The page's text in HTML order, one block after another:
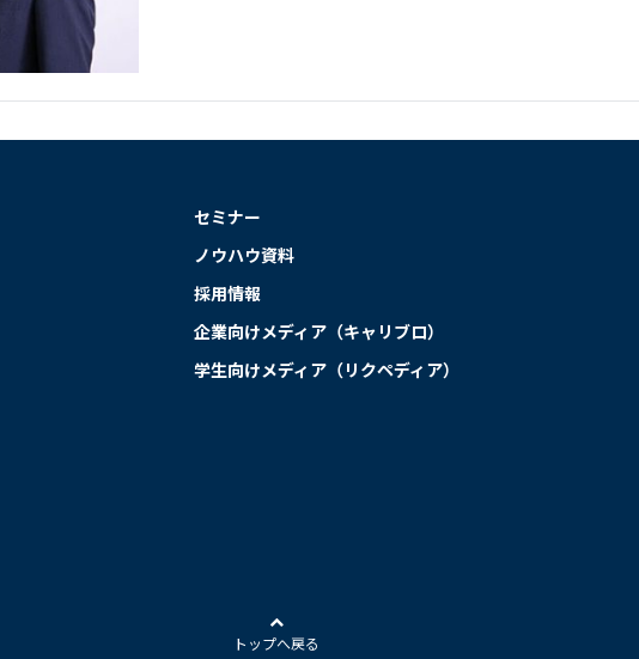
セミナー
ノウハウ資料
採用情報
企業向けメディア（キャリブロ）
学生向けメディア（リクペディア）
トップへ戻る